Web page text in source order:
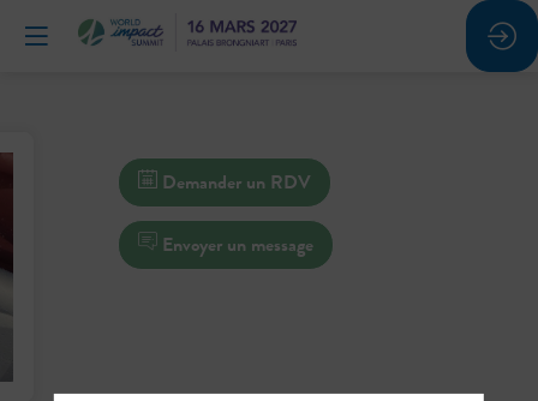
Demander un RDV
Envoyer un message